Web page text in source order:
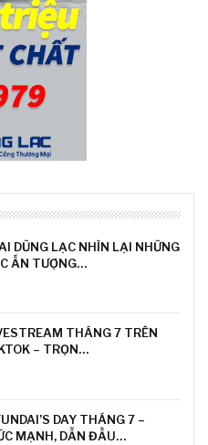
DŨNG LẠC NHÌN LẠI NHỮNG
ẤN TƯỢNG…
THÁNG 7 TRÊN
– TRỌN…
DAY THÁNG 7 –
MẠNH, DẪN ĐẦU…